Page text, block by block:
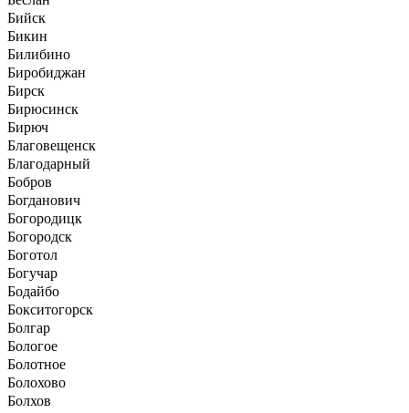
Бийск
Бикин
Билибино
Биробиджан
Бирск
Бирюсинск
Бирюч
Благовещенск
Благодарный
Бобров
Богданович
Богородицк
Богородск
Боготол
Богучар
Бодайбо
Бокситогорск
Болгар
Бологое
Болотное
Болохово
Болхов